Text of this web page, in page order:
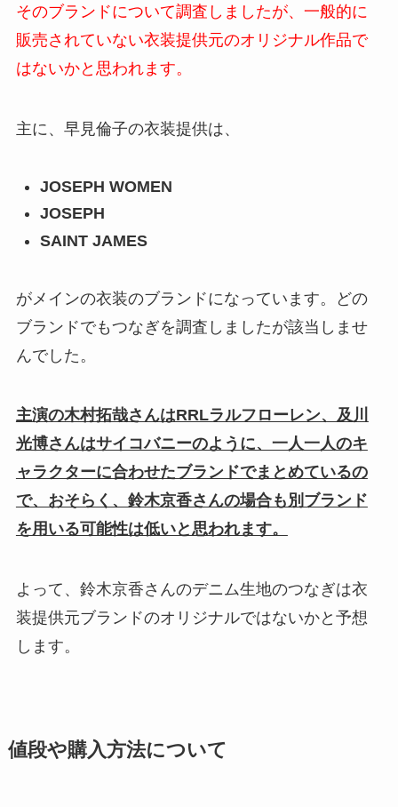
そのブランドについて調査しましたが、一般的に
販売されていない衣装提供元のオリジナル作品で
はないかと思われます。
主に、早見倫子の衣装提供は、
JOSEPH WOMEN
JOSEPH
SAINT JAMES
がメインの衣装のブランドになっています。どの
ブランドでもつなぎを調査しましたが該当しませ
んでした。
主演の木村拓哉さんはRRLラルフローレン、及川
光博さんはサイコバニーのように、一人一人のキ
ャラクターに合わせたブランドでまとめているの
で、おそらく、鈴木京香さんの場合も別ブランド
を用いる可能性は低いと思われます。
よって、鈴木京香さんのデニム生地のつなぎは衣
装提供元ブランドのオリジナルではないかと予想
します。
値段や購入方法について